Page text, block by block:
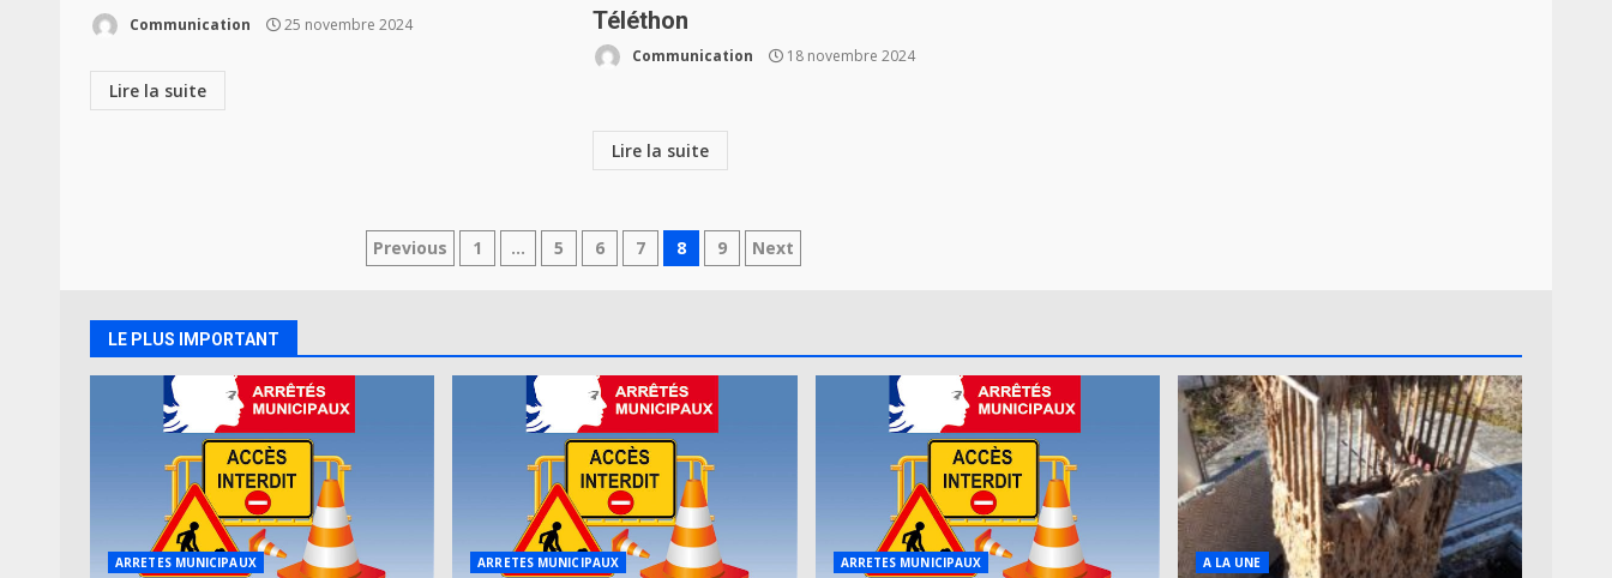
Communication 25 novembre 2024
Lire la suite
Téléthon
Communication 18 novembre 2024
Lire la suite
Navigation
articles
Previous 1 … 5 6 7 8 9 Next
LE PLUS IMPORTANT
ARRETES MUNICIPAUX ARRETES MUNICIPAUX ARRETES MUNICIPAUX A LA UNE